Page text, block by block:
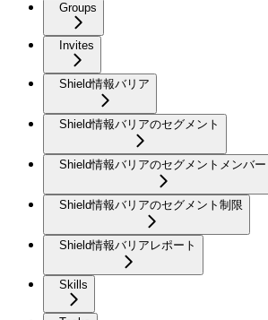
Groups
Invites
Shield情報バリア
Shield情報バリアのセグメント
Shield情報バリアのセグメントメンバー
Shield情報バリアのセグメント制限
Shield情報バリアレポート
Skills